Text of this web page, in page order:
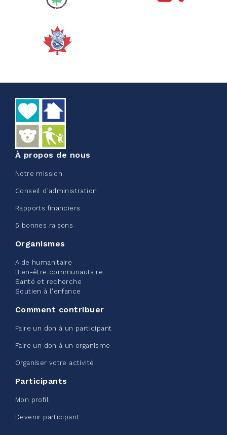
Corporate Challenge Edmonton
juin 09, 2026
5% 50,00 $
Edmonton Corporate Challenge
2026 - Extra Life
2% 20,00 $/ 1 000,00 $
À propos de nous
Notre mission
Conseil d'administration
Rapports financiers
5 bonnes raisons
Organismes
Aide humanitaire
Bien-être communautaire
Santé et recherche
Soutien à l'enfance
Comment contribuer
Faire un don à un participant
Faire un don à un organisme
Organiser votre activité
Participants
Mon profil
Devenir participant